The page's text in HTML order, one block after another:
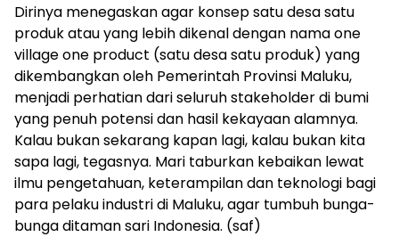
Dirinya menegaskan agar konsep satu desa satu
produk atau yang lebih dikenal dengan nama one
village one product (satu desa satu produk) yang
dikembangkan oleh Pemerintah Provinsi Maluku,
menjadi perhatian dari seluruh stakeholder di bumi
yang penuh potensi dan hasil kekayaan alamnya.
Kalau bukan sekarang kapan lagi, kalau bukan kita
sapa lagi, tegasnya. Mari taburkan kebaikan lewat
ilmu pengetahuan, keterampilan dan teknologi bagi
para pelaku industri di Maluku, agar tumbuh bunga-
bunga ditaman sari Indonesia. (saf)